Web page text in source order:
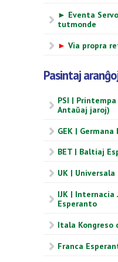
► Eventa
tutmonde
► Via propra
Pasintaj
PSI |
Antaŭaj jaroj)
GEK |
BET | Baltiaj
UK |
IJK | Internacia
Esperanto
Itala Kongreso
Franca